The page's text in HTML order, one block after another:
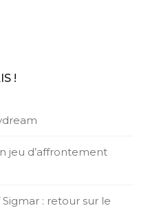
!
jeu d’affrontement
: retour sur le